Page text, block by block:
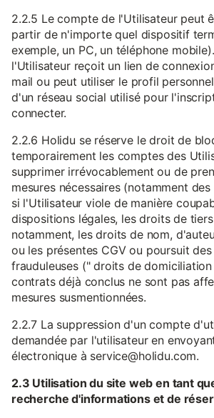
2.2.5 Le compte de l'Utilisateur peut
partir de n'importe quel dispositif
exemple, un PC, un téléphone
l'Utilisateur reçoit un lien de
mail ou peut utiliser le profil
d'un réseau social utilisé pour
connecter.
2.2.6 Holidu se réserve le droit de
temporairement les comptes des
supprimer irrévocablement ou de
mesures nécessaires (notamment
si l'Utilisateur viole de manière
dispositions légales, les droits de
notamment, les droits de nom,
ou les présentes CGV ou poursuit
frauduleuses (" droits de
contrats déjà conclus ne sont pas
mesures susmentionnées.
2.2.7 La suppression d'un compte
demandée par l'utilisateur en
électronique à service@holidu.com.
2.3 Utilisation du site web en tant
recherche d'informations et de